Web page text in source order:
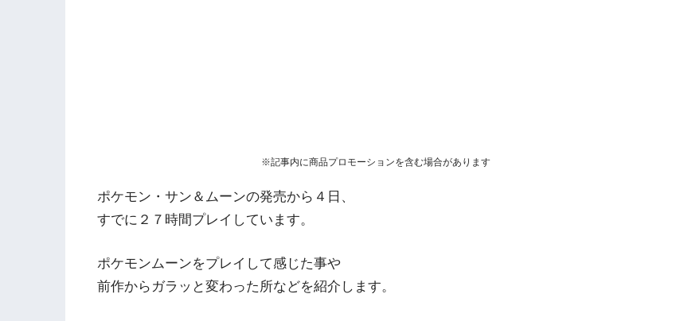
※記事内に商品プロモーションを含む場合があります
ポケモン・サン＆ムーンの発売から４日、
すでに２７時間プレイしています。
ポケモンムーンをプレイして感じた事や
前作からガラッと変わった所などを紹介します。